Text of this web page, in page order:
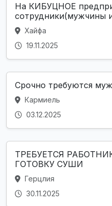
На КИБУЦНОЕ
сотрудники(мужчины
Хайфа
19.11.2025
Срочно требуются
Кармиель
03.12.2025
ТРЕБУЕТСЯ
ГОТОВКУ СУШИ
Герцлия
30.11.2025